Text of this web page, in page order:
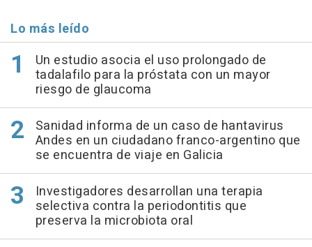
Lo más leído
Un estudio asocia el uso prolongado de
tadalafilo para la próstata con un mayor
riesgo de glaucoma
Sanidad informa de un caso de hantavirus
Andes en un ciudadano franco-argentino que
se encuentra de viaje en Galicia
Investigadores desarrollan una terapia
selectiva contra la periodontitis que
preserva la microbiota oral